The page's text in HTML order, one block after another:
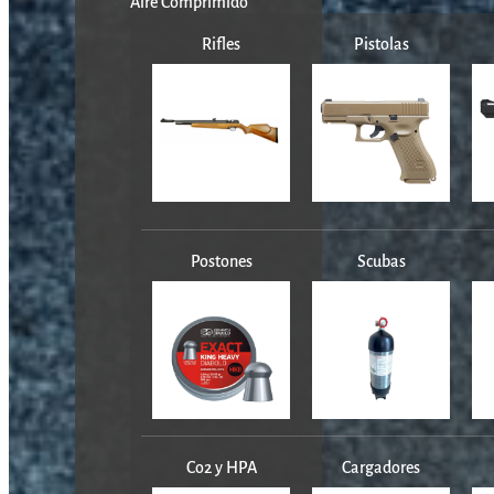
Rifles Pistolas
Postones Scubas
Co2 y HPA Cargadores